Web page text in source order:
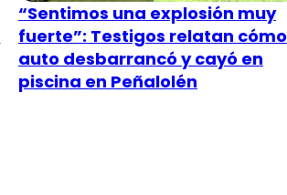
“Sentimos una explosión muy
fuerte”: Testigos relatan cómo
auto desbarrancó y cayó en
piscina en Peñalolén